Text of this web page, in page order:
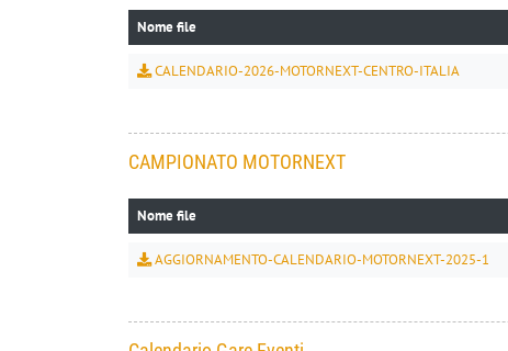
Nome file
CALENDARIO-2026-MOTORNEXT-CENTRO-ITALIA
CAMPIONATO MOTORNEXT
Nome file
AGGIORNAMENTO-CALENDARIO-MOTORNEXT-2025-1